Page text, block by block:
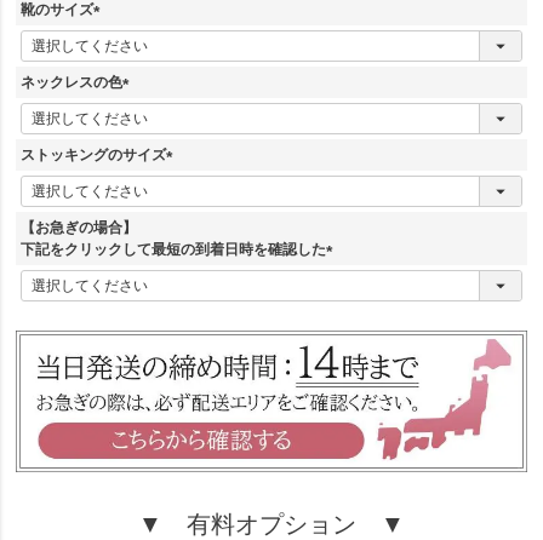
)
靴のサイズ
(
必
須
)
ネックレスの色
(
必
須
)
ストッキングのサイズ
(
必
)
【お急ぎの場合】
下記をクリックして最短の到着日時を確認した
(
必
)
▼ 有料オプション ▼